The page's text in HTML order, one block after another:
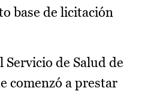
base de licitación
Servicio de Salud de
comenzó a prestar